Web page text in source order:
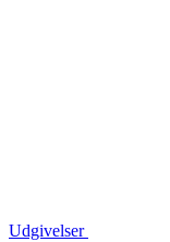
Udgivelser